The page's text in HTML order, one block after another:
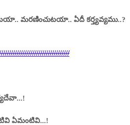
మరణించుటయా.. ఏదీ కర్త్యవ్యము..?
ఏమంటివి...!